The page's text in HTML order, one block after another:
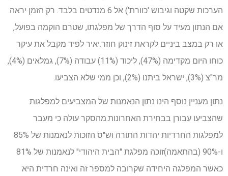
הערכות שקטה וגיבוש 'כוורת') אל 6 מנדטים בלבד. רק הזמן יראה
אם הנתון מעיד על סוף הדרך של מפלגתו, שטרם הוקמה בפועל,
או רק במצב ביניים לקראת זינוק חוזר.יאיר לפיד מקבל את עיקר
כוחו היום מקדימה (47%), ליכוד (11%) עבודה (7%), גמלאים (4%),
מר"צ (3%), ישראל ביתנו (2%), וכן ממי שלא הצביעו.
נתון מעניין נוסף הינו נתון הנאמנות של המצביעים למפלגות
שהצביעו עבורן בבחירת האחרונות.מהסקר עולה כי מעבר
למפלגות החרדיות יהדות התורה וש"ס הזוכות לנאמנות של 85%
ו-90% (בהתאמה)זוכה מפלגת "הבית היהודי" לנאמנות של 81%
כאשר המפלגה היחידה שקרובה למספר זה ואינה חרדית היא